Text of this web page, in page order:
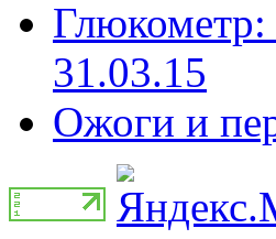
31.03.15
Ожоги и